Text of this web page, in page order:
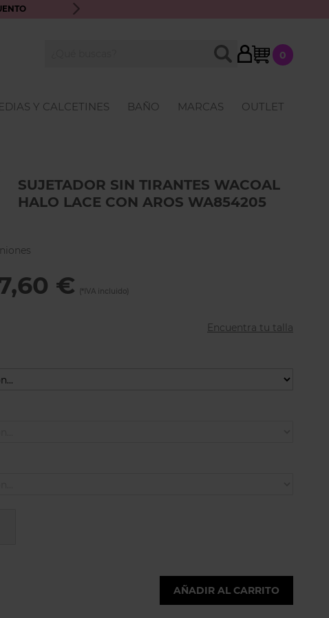
ENVÍO GRATIS A PARTIR DE 70€ · ATENCIÓN
My Cart
0
BUSCAR
Y CALCETINES BAÑO MARCAS OUTLET
SUJETADOR SIN TIRANTES WACOAL
HALO LACE CON AROS WA854205
€
Encuentra tu talla
AÑADIR AL CARRITO